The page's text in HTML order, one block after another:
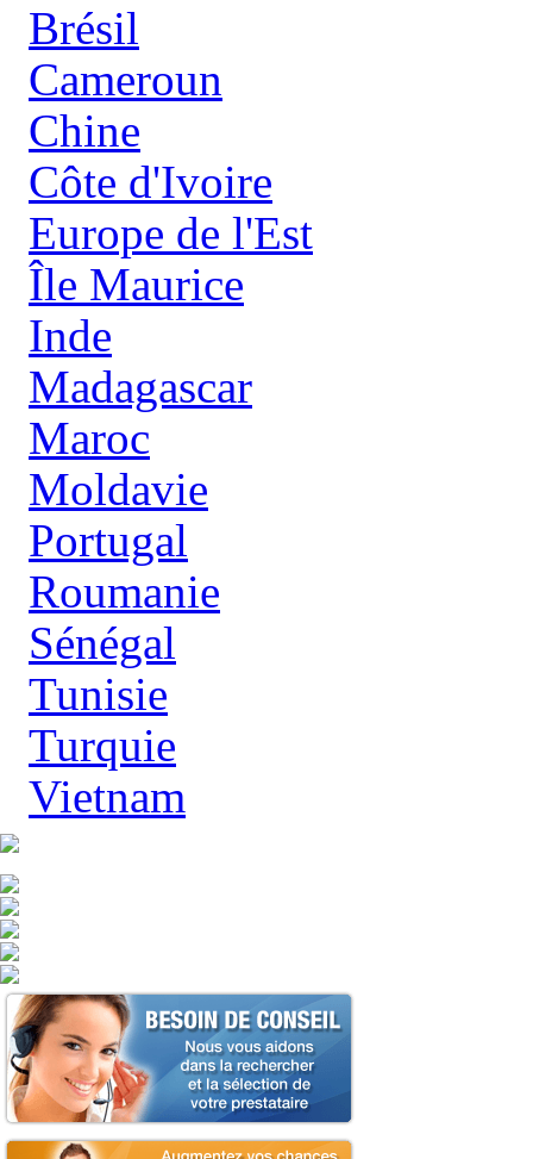
Brésil
Cameroun
Chine
Côte d'Ivoire
Europe de l'Est
Île Maurice
Inde
Madagascar
Maroc
Moldavie
Portugal
Roumanie
Sénégal
Tunisie
Turquie
Vietnam